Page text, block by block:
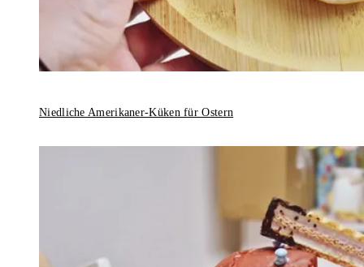
Niedliche Amerikaner-Küken für Ostern